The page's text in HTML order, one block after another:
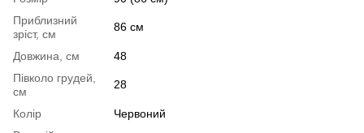
Приблизний
зріст, см
86 см
Довжина, см
48
Півколо грудей,
см
28
Колір
Червоний